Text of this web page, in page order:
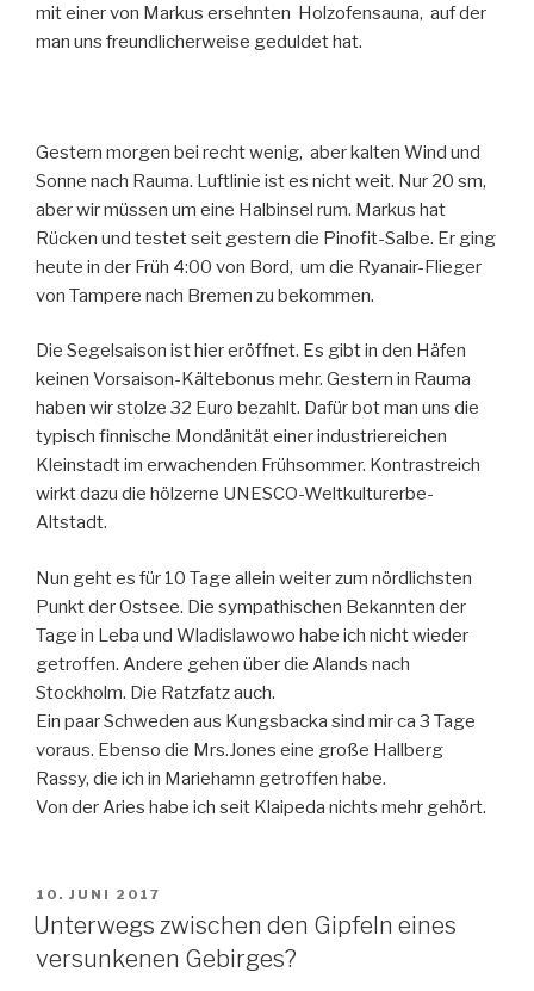
mit einer von Markus ersehnten Holzofensauna, auf der
man uns freundlicherweise geduldet hat.
Gestern morgen bei recht wenig, aber kalten Wind und
Sonne nach Rauma. Luftlinie ist es nicht weit. Nur 20 sm,
aber wir müssen um eine Halbinsel rum. Markus hat
Rücken und testet seit gestern die Pinofit-Salbe. Er ging
heute in der Früh 4:00 von Bord, um die Ryanair-Flieger
von Tampere nach Bremen zu bekommen.
Die Segelsaison ist hier eröffnet. Es gibt in den Häfen
keinen Vorsaison-Kältebonus mehr. Gestern in Rauma
haben wir stolze 32 Euro bezahlt. Dafür bot man uns die
typisch finnische Mondänität einer industriereichen
Kleinstadt im erwachenden Frühsommer. Kontrastreich
wirkt dazu die hölzerne UNESCO-Weltkulturerbe-
Altstadt.
Nun geht es für 10 Tage allein weiter zum nördlichsten
Punkt der Ostsee. Die sympathischen Bekannten der
Tage in Leba und Wladislawowo habe ich nicht wieder
getroffen. Andere gehen über die Alands nach
Stockholm. Die Ratzfatz auch.
Ein paar Schweden aus Kungsbacka sind mir ca 3 Tage
voraus. Ebenso die Mrs.Jones eine große Hallberg
Rassy, die ich in Mariehamn getroffen habe.
Von der Aries habe ich seit Klaipeda nichts mehr gehört.
VERÖFFENTLICHT
AM
10. JUNI 2017
Unterwegs zwischen den Gipfeln eines
versunkenen Gebirges?